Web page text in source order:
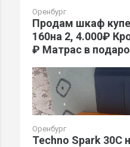
Оренбург
Продам шкаф
160на 2, 4.000₽
₽ Матрас в
Оренбург
Techno Spark 30C